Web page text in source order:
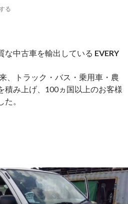
る
な中古車を輸出している EVERY
、トラック・バス・乗用車・農
積み上げ、100ヵ国以上のお客様
。